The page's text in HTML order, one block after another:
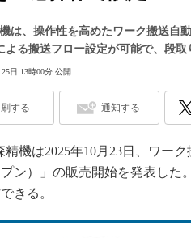
は、操作性を高めたワーク搬送自
よる搬送フロー設定が可能で、段取
25日 13時00分 公開
する 通知する
機は2025年10月23日、ワーク
ン）」の販売開始を発表した
きる。